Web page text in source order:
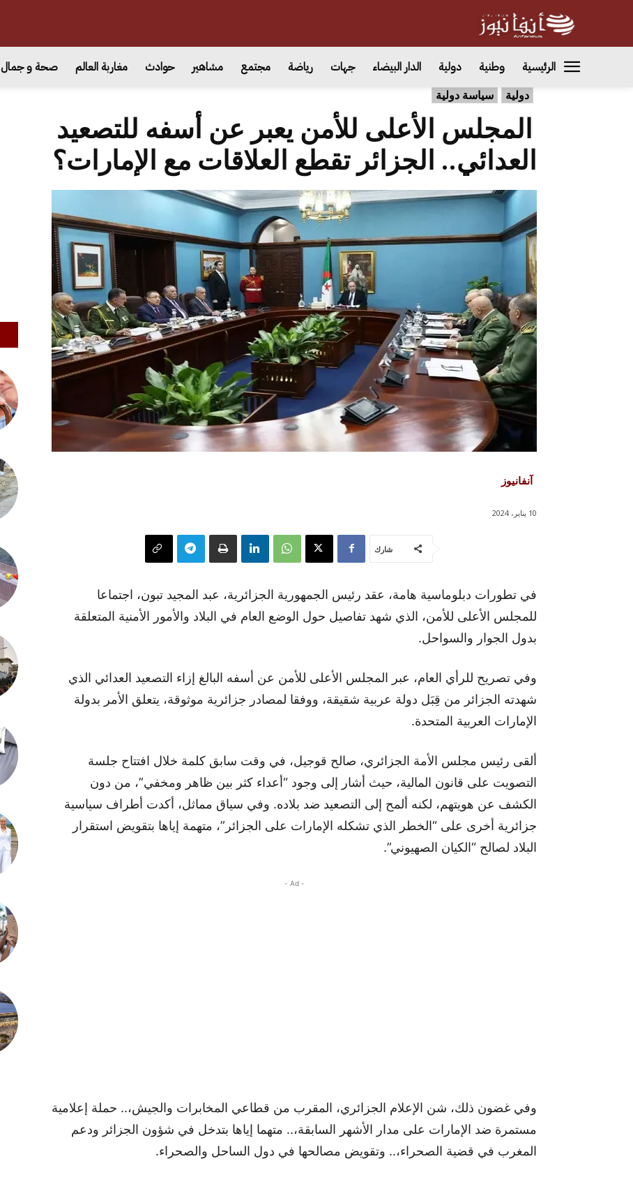
الرئيسية وطنية دولية الدار البيضاء جهات رياضة مجتمع مشاهير حوادث مغاربة العالم صحة و جمال
دولية سياسة دولية
المجلس الأعلى للأمن يعبر عن أسفه للتصعيد
العدائي.. الجزائر تقطع العلاقات مع الإمارات؟
آنفانيوز
10 يناير، 2024
شارك
في تطورات دبلوماسية هامة، عقد رئيس الجمهورية الجزائرية، عبد المجيد تبون، اجتماعا
للمجلس الأعلى للأمن، الذي شهد تفاصيل حول الوضع العام في البلاد والأمور الأمنية المتعلقة
بدول الجوار والسواحل.
وفي تصريح للرأي العام، عبر المجلس الأعلى للأمن عن أسفه البالغ إزاء التصعيد العدائي الذي
شهدته الجزائر من قِبَل دولة عربية شقيقة، ووفقا لمصادر جزائرية موثوقة، يتعلق الأمر بدولة
الإمارات العربية المتحدة.
ألقى رئيس مجلس الأمة الجزائري، صالح قوجيل، في وقت سابق كلمة خلال افتتاح جلسة
التصويت على قانون المالية، حيث أشار إلى وجود “أعداء كثر بين ظاهر ومخفي”، من دون
الكشف عن هويتهم، لكنه ألمح إلى التصعيد ضد بلاده. وفي سياق مماثل، أكدت أطراف سياسية
جزائرية أخرى على “الخطر الذي تشكله الإمارات على الجزائر”، متهمة إياها بتقويض استقرار
البلاد لصالح “الكيان الصهيوني”.
- Ad -
وفي غضون ذلك، شن الإعلام الجزائري، المقرب من قطاعي المخابرات والجيش،.. حملة إعلامية
مستمرة ضد الإمارات على مدار الأشهر السابقة،.. متهما إياها بتدخل في شؤون الجزائر ودعم
المغرب في قضية الصحراء،.. وتقويض مصالحها في دول الساحل والصحراء.